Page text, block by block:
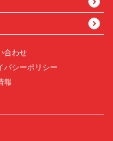
合わせ
バシーポリシー
報